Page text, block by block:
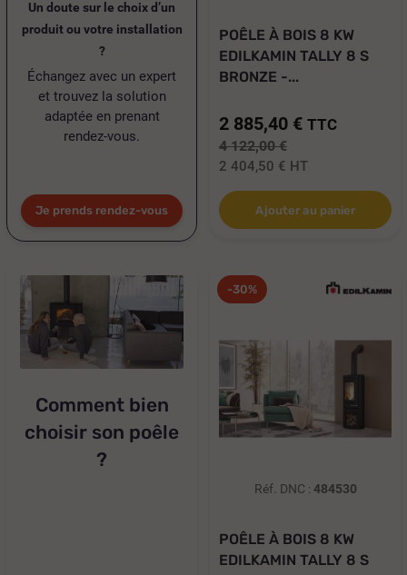
Un doute sur le choix d’un
produit ou votre installation
?
Échangez avec un expert
et trouvez la solution
adaptée en prenant
rendez-vous.
Je prends rendez-vous
POÊLE À BOIS 8 KW
EDILKAMIN TALLY 8 S
BRONZE -...
2 885,40 € TTC
4 122,00 €
2 404,50 € HT
Ajouter au panier
Comment bien
choisir son poêle
?
-30%
Réf. DNC : 484530
POÊLE À BOIS 8 KW
EDILKAMIN TALLY 8 S